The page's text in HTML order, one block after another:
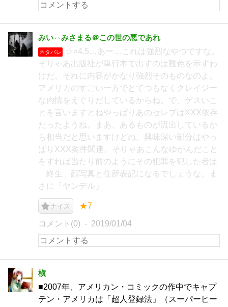
みい⇔みさまる＠この世の悪であれ
ネタバレ
☆×4.5…あー…これは強烈なやつですな。
そりゃあ出版社が単行本で出すのは難色を示すわ
けだ。それに内容がかなり強烈そのものなのよ。
アメリカのすごい一方でとてつもなくクレイジー
な内情をえぐりだしているからね。で、ゲスいこ
とを言いますとねやっぱりあのセレブはXXX依存
だったようね。まあ、あるものが流出しているか
ら相当だと思いますけどね。興味深い部分はやっ
ぱりXXX案件関連。そりゃあこんなゆがんだこと
をすれば当たり前のようにその犯罪を犯した者は
「終生」顔写真と住所表記になるでしょうな。ま
さに「ヤンデル」
ナイス ★7
コメント(0) 2019/01/04
槇
■2007年、アメリカン・コミックの作中でキャプ
テン・アメリカは「超人登録法」（スーパーヒー